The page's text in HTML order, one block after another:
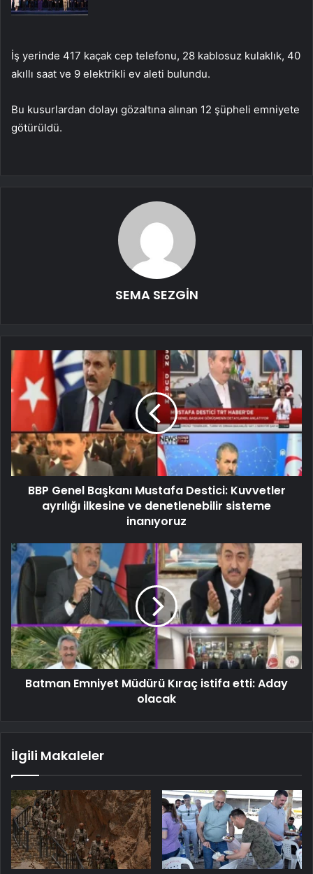
İş yerinde 417 kaçak cep telefonu, 28 kablosuz kulaklık, 40
akıllı saat ve 9 elektrikli ev aleti bulundu.
Bu kusurlardan dolayı gözaltına alınan 12 şüpheli emniyete
götürüldü.
SEMA SEZGİN
BBP Genel Başkanı Mustafa Destici: Kuvvetler
ayrılığı ilkesine ve denetlenebilir sisteme
inanıyoruz
Batman Emniyet Müdürü Kıraç istifa etti: Aday
olacak
İlgili Makaleler